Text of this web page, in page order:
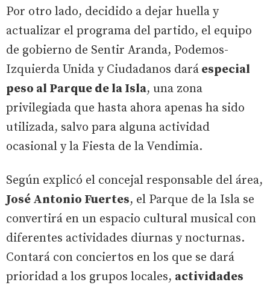
Por otro lado, decidido a dejar huella y
actualizar el programa del partido, el equipo
de gobierno de Sentir Aranda, Podemos-
Izquierda Unida y Ciudadanos dará especial
peso al Parque de la Isla, una zona
privilegiada que hasta ahora apenas ha sido
utilizada, salvo para alguna actividad
ocasional y la Fiesta de la Vendimia.
Según explicó el concejal responsable del área,
José Antonio Fuertes, el Parque de la Isla se
convertirá en un espacio cultural musical con
diferentes actividades diurnas y nocturnas.
Contará con conciertos en los que se dará
prioridad a los grupos locales, actividades